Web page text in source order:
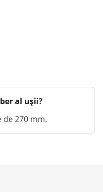
al ușii?
de 270 mm.